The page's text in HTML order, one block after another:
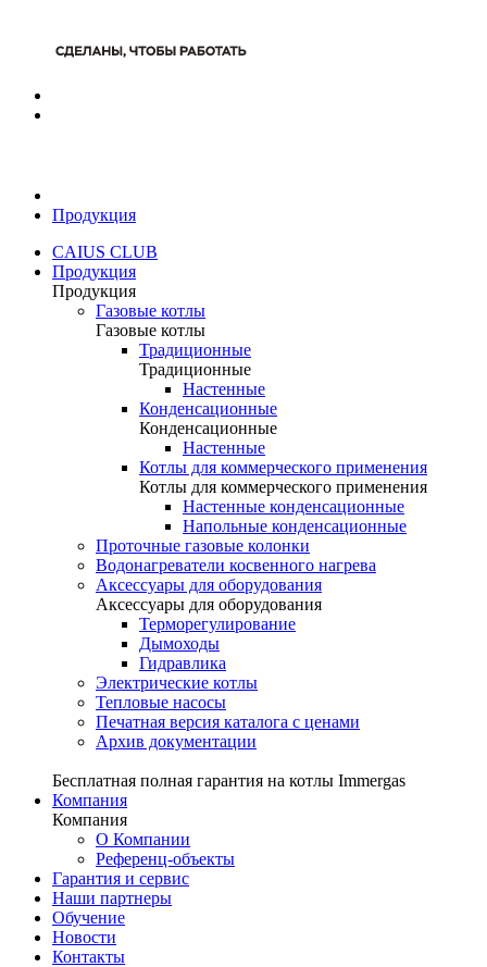
Продукция
CAIUS CLUB
Продукция
Продукция
Газовые котлы
Газовые котлы
Традиционные
Традиционные
Настенные
Конденсационные
Конденсационные
Настенные
Котлы для коммерческого применения
Котлы для коммерческого применения
Настенные конденсационные
Напольные конденсационные
Проточные газовые колонки
Водонагреватели косвенного нагрева
Аксессуары для оборудования
Аксессуары для оборудования
Терморегулирование
Дымоходы
Гидравлика
Электрические котлы
Тепловые насосы
Печатная версия каталога с ценами
Архив документации
Бесплатная полная гарантия на котлы Immergas
Компания
Компания
О Компании
Референц-объекты
Гарантия и сервис
Наши партнеры
Обучение
Новости
Контакты